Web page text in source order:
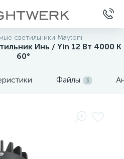
светильники Maytoni
Инь / Yin 12 Вт 4000 К
60°
Файлы 3